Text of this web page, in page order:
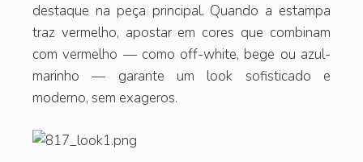
destaque na peça principal. Quando a estampa
traz vermelho, apostar em cores que combinam
com vermelho — como off-white, bege ou azul-
marinho — garante um look sofisticado e
moderno, sem exageros.